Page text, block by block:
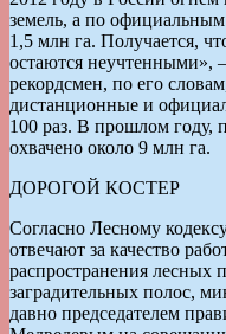
земель, а по
1,5 млн га. Получается,
остаются неучтенными»,
рекордсмен, по его
дистанционные и
100 раз. В прошлом году,
охвачено около 9 млн га.
ДОРОГОЙ КОСТЕР
Согласно Лесному
отвечают за качество
распространения лесных
заградительных полос,
давно председателем